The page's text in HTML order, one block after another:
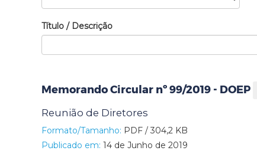
Título / Descrição
Memorando Circular nº 99/2019 - DOEP
Reunião de Diretores
Formato/Tamanho: PDF / 304,2 KB
Publicado em: 14 de Junho de 2019